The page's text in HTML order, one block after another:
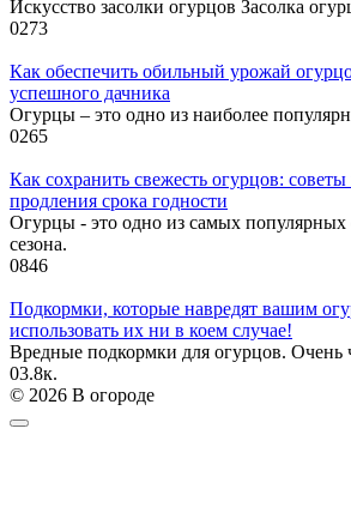
Искусство засолки огурцов Засолка
0273
Как обеспечить обильный урожай
успешного дачника
Огурцы – это одно из наиболее
0265
Как сохранить свежесть огурцов:
продления срока годности
Огурцы - это одно из самых популярных
сезона.
0846
Подкормки, которые навредят вашим
использовать их ни в коем случае!
Вредные подкормки для огурцов. Очень
03.8к.
© 2026 В огороде